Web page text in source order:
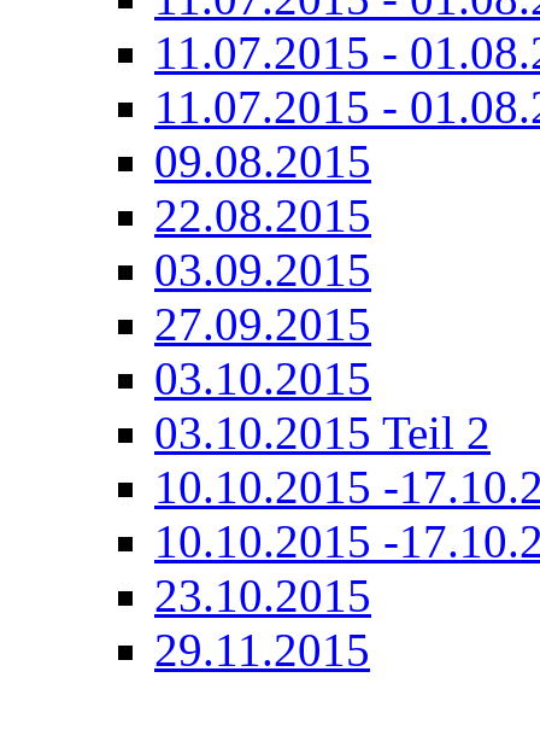
11.07.2015 -
11.07.2015 -
09.08.2015
22.08.2015
03.09.2015
27.09.2015
03.10.2015
03.10.2015 Teil 2
10.10.2015 -
10.10.2015 -
23.10.2015
29.11.2015